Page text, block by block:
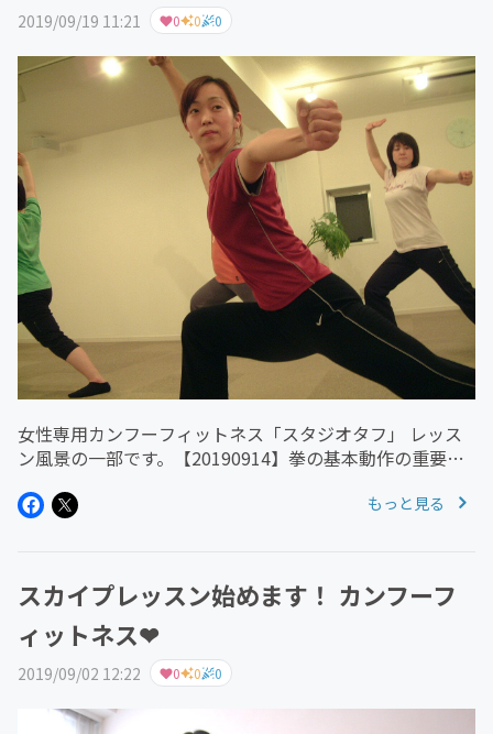
2019/09/19 11:21 0 0 0
女性専用カンフーフィットネス「スタジオタフ」 レッス
ン風景の一部です。【20190914】拳の基本動作の重要ポ
しをしてレッスンに参加できなくなってしまった方、 お
もっと見る
スカイプレッスン始めます！ カンフーフ
ィットネス❤
2019/09/02 12:22 0 0 0